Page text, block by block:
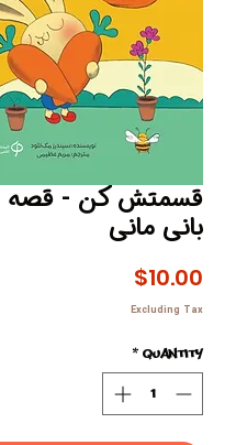
قسمتش کن - قصه
بانی مانی
$10.00
Excluding Tax
Quantity
*